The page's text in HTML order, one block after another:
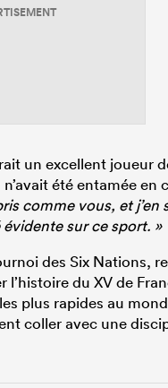
un excellent joueur
été entamée en
comme vous, et
sur ce sport. »
des Six Nations,
du XV de
plus rapides au
coller avec une